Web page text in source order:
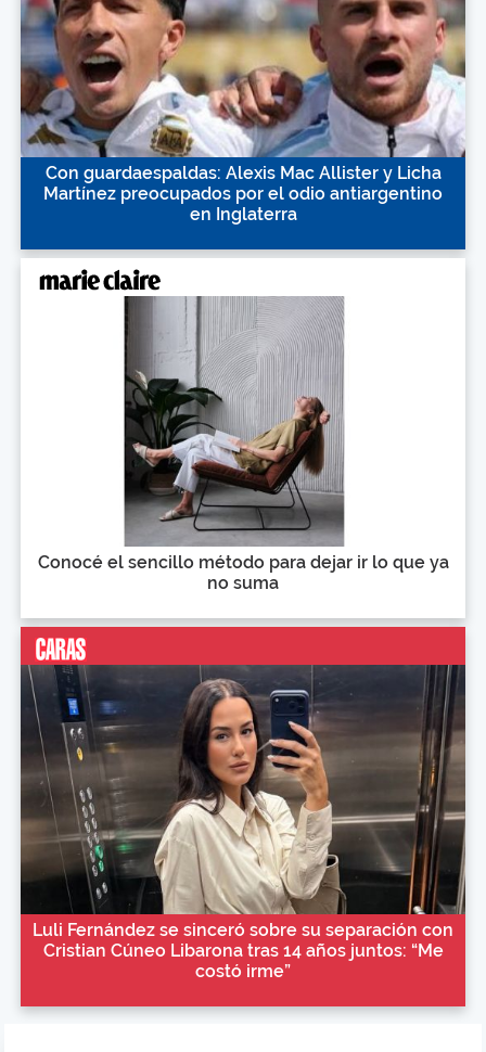
Con guardaespaldas: Alexis Mac Allister y Licha
Martínez preocupados por el odio antiargentino
en Inglaterra
Conocé el sencillo método para dejar ir lo que ya
no suma
Luli Fernández se sinceró sobre su separación con
Cristian Cúneo Libarona tras 14 años juntos: “Me
costó irme”